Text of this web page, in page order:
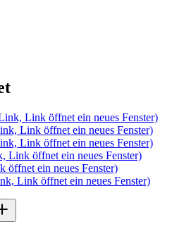
Link öffnet ein neues Fenster)
Link öffnet ein neues Fenster)
Link öffnet ein neues Fenster)
Link öffnet ein neues Fenster)
öffnet ein neues Fenster)
Link öffnet ein neues Fenster)